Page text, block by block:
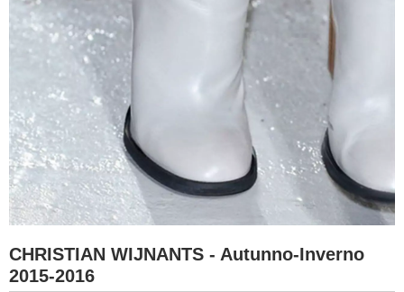
CHRISTIAN WIJNANTS - Autunno-Inverno
2015-2016